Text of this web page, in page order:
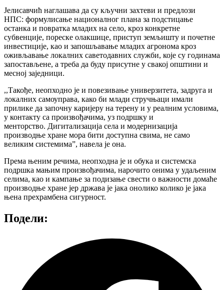
Јелисавчић наглашава да су кључни захтеви и предлози
НПС: формулисање националног плана за подстицање
останка и повратка младих на село, кроз конкретне
субвенције, пореске олакшице, приступ земљишту и почетне
инвестиције, као и запошљавање младих агронома кроз
оживљавање локалних саветодавних служби, које су годинама
запостављене, а треба да буду присутне у свакој општини и
месној заједници.
,,Такође, неопходно је и повезивање универзитета, задруга и
локалних самоуправа, како би млади стручњаци имали
прилике да започну каријеру на терену и у реалним условима,
у контакту са произвођачима, уз подршку и
менторство. Дигитализација села и модернизација
производње хране мора бити доступна свима, не само
великим системима”, навела је она.
Према њеним речима, неопходна је и обука и системска
подршка мањим произвођачима, нарочито онима у удаљеним
селима, као и кампање за подизање свести о важности домаће
производње хране јер држава је јака онолико колико је јака
њена прехрамбена сигурност.
Подели: